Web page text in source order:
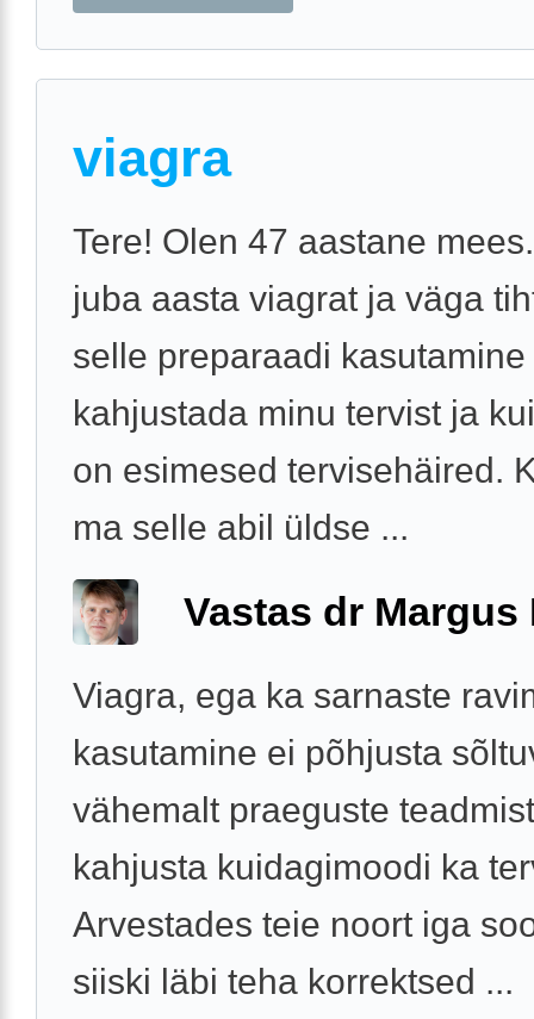
viagra
Tere! Olen 47 aastane
juba aasta viagrat ja väga
selle preparaadi
kahjustada minu tervist ja
on esimesed tervisehäired.
ma selle abil üldse ...
Vastas dr Margus
Viagra, ega ka sarnaste
kasutamine ei põhjusta
vähemalt praeguste
kahjusta kuidagimoodi ka
Arvestades teie noort iga
siiski läbi teha korrektsed ...